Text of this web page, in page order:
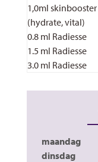
1,0ml skinbooster
(hydrate, vital)
0.8 ml Radiesse
1.5 ml Radiesse
3.0 ml Radiesse
maandag
dinsdag